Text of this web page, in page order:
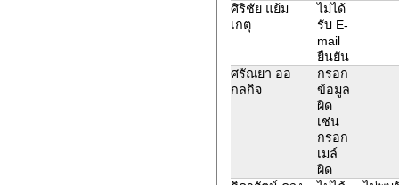
ศิริชัย แย้ม
เกตุ
ไม่ได้
รับ E-
mail
ยืนยัน
ศรัณยา ออ
กลกิจ
กรอก
ข้อมูล
ผิด
เช่น
กรอก
เมล์
ผิด